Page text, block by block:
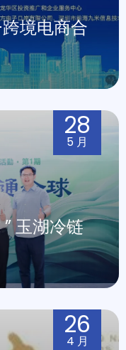
境电商合
28
5 月
玉湖冷链
26
4 月